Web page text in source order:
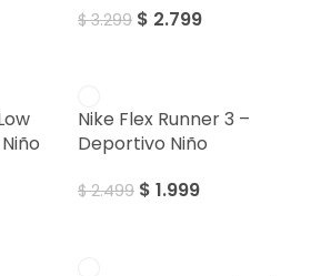
$3.299 $ 2.799
Nike Flex Runner 3 –
Deportivo Niño
$2.499 $ 1.999